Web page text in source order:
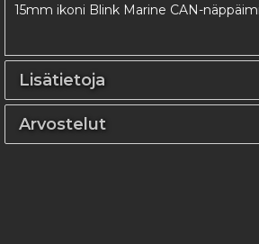
15mm ikoni Blink Marine CAN-
Lisätietoja
Arvostelut